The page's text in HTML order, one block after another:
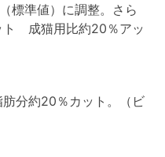
標準値）に調整。さら
ト 成猫用比約20％アッ
分約20％カット。（ビ